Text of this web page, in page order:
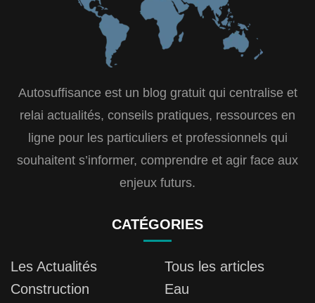
Autosuffisance est un blog gratuit qui centralise et
relai actualités, conseils pratiques, ressources en
ligne pour les particuliers et professionnels qui
souhaitent s’informer, comprendre et agir face aux
enjeux futurs.
CATÉGORIES
Les Actualités
Tous les articles
Construction
Eau